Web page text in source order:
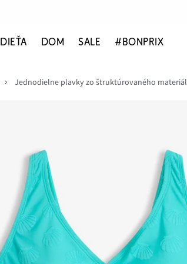
DIEŤA DOM SALE #BONPRIX
Jednodielne plavky zo štruktúrovaného